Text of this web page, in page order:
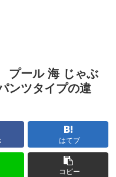
プール 海 じゃぶ
ンツタイプの違
はてブ
コピー